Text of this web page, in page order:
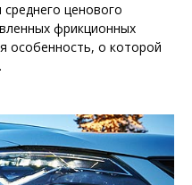
ценового
фрикционных
особенность, о которой